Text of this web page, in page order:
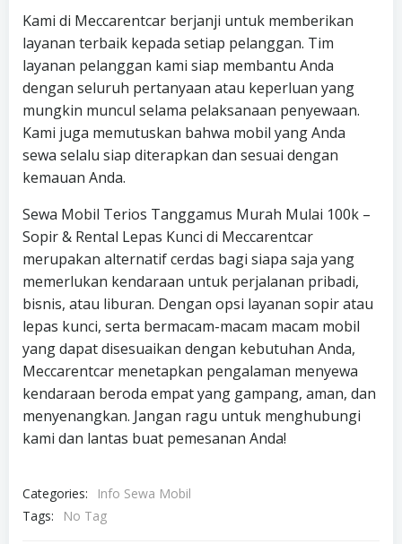
Kami di Meccarentcar berjanji untuk memberikan
layanan terbaik kepada setiap pelanggan. Tim
layanan pelanggan kami siap membantu Anda
dengan seluruh pertanyaan atau keperluan yang
mungkin muncul selama pelaksanaan penyewaan.
Kami juga memutuskan bahwa mobil yang Anda
sewa selalu siap diterapkan dan sesuai dengan
kemauan Anda.
Sewa Mobil Terios Tanggamus Murah Mulai 100k –
Sopir & Rental Lepas Kunci di Meccarentcar
merupakan alternatif cerdas bagi siapa saja yang
memerlukan kendaraan untuk perjalanan pribadi,
bisnis, atau liburan. Dengan opsi layanan sopir atau
lepas kunci, serta bermacam-macam macam mobil
yang dapat disesuaikan dengan kebutuhan Anda,
Meccarentcar menetapkan pengalaman menyewa
kendaraan beroda empat yang gampang, aman, dan
menyenangkan. Jangan ragu untuk menghubungi
kami dan lantas buat pemesanan Anda!
Categories:
Info Sewa Mobil
Tags:
No Tag